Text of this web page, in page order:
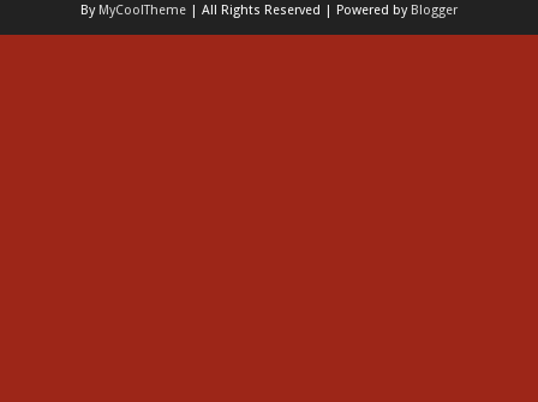
By MyCoolTheme | All Rights Reserved | Powered by Blogger